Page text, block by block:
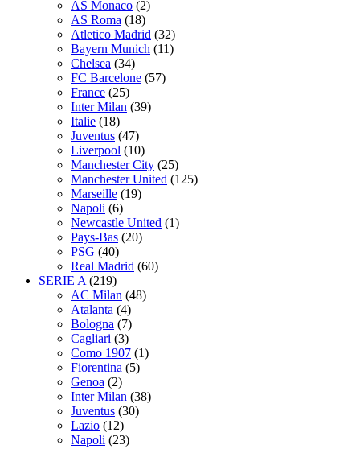
AS Monaco (2)
AS Roma (18)
Atletico Madrid (32)
Bayern Munich (11)
Chelsea (34)
FC Barcelone (57)
France (25)
Inter Milan (39)
Italie (18)
Juventus (47)
Liverpool (10)
Manchester City (25)
Manchester United (125)
Marseille (19)
Napoli (6)
Newcastle United (1)
Pays-Bas (20)
PSG (40)
Real Madrid (60)
SERIE A (219)
AC Milan (48)
Atalanta (4)
Bologna (7)
Cagliari (3)
Como 1907 (1)
Fiorentina (5)
Genoa (2)
Inter Milan (38)
Juventus (30)
Lazio (12)
Napoli (23)